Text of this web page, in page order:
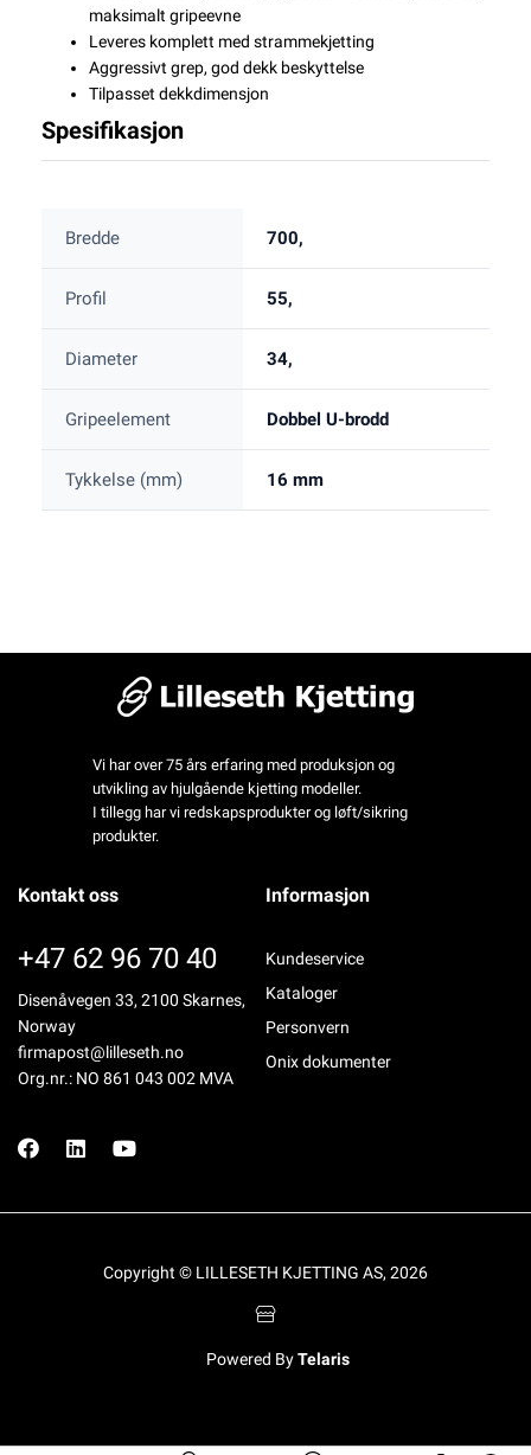
maksimalt gripeevne
Leveres komplett med strammekjetting
Aggressivt grep, god dekk beskyttelse
Tilpasset dekkdimensjon
Spesifikasjon
Bredde 700,
Profil 55,
Diameter 34,
Gripeelement Dobbel U-brodd
Tykkelse (mm) 16 mm
Vi har over 75 års erfaring med produksjon og
utvikling av hjulgående kjetting modeller.
I tillegg har vi redskapsprodukter og løft/sikring
produkter.
Kontakt oss
+47 62 96 70 40
Disenåvegen 33, 2100 Skarnes,
Norway
firmapost@lilleseth.no
Org.nr.: NO 861 043 002 MVA
Informasjon
Kundeservice
Kataloger
Personvern
Onix dokumenter
Copyright © LILLESETH KJETTING AS, 2026
Powered ByTelaris